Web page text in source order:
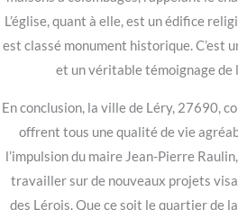
L’église, quant à elle, est un édifice
est classé monument historique. C’est
et un véritable témoignage de
En conclusion, la ville de Léry, 27690,
offrent tous une qualité de vie
l’impulsion du maire Jean-Pierre
travailler sur de nouveaux projets
des Lérois. Que ce soit le quartier de